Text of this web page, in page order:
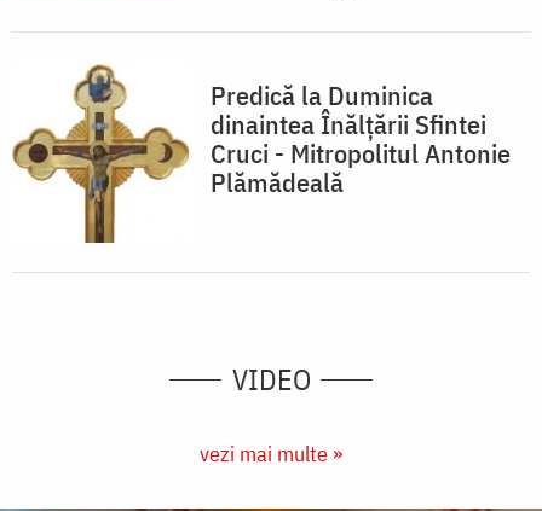
Predică la Duminica
dinaintea Înălţării Sfintei
Cruci - Mitropolitul Antonie
Plămădeală
VIDEO
vezi mai multe »